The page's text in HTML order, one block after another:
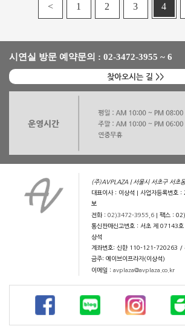
< 1 2 3 4
시연실 방문 예약문의 : 02-3472-3955 ~ 6
찾아오시는 길 >>
(주)AVPLAZA | 서울시 서초구 서초
대표이사 : 이상석 | 사업자등록번
보
전화 :02)3472-3955,6 | 팩스 :
통신판매신고번호 : 서초 제 07143호
상석
계좌번호: 신한 110-121-720263 /
금주: 에이브이프라자(이상석)
이메일 :avplaza@avplaza.co.kr